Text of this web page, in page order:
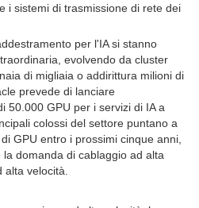
i sistemi di trasmissione di rete dei
per l'IA si stanno
evolvendo da cluster
di migliaia o addirittura milioni di
prevede di lanciare
50.000 GPU per i servizi di IA a
colossi del settore puntano a
GPU entro i prossimi cinque anni,
domanda di cablaggio ad alta
velocità.